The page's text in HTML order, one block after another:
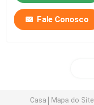
Fale Conosco
Casa Mapa do Site